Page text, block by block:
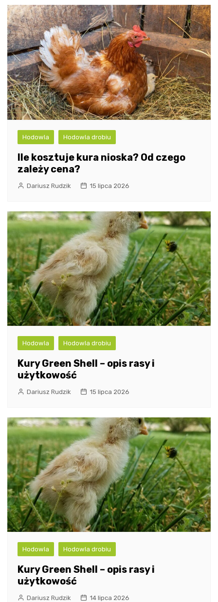
Hodowla Hodowla drobiu
Ile kosztuje kura nioska? Od czego
zależy cena?
Dariusz Rudzik 15 lipca 2026
Hodowla Hodowla drobiu
Kury Green Shell – opis rasy i
użytkowość
Dariusz Rudzik 15 lipca 2026
Hodowla Hodowla drobiu
Kury Green Shell – opis rasy i
użytkowość
Dariusz Rudzik 14 lipca 2026